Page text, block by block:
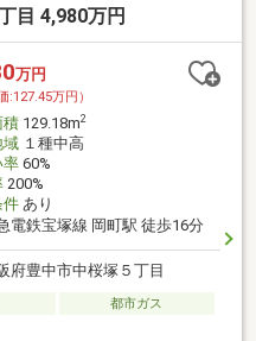
目 4,980万円
万円
:127.45万円）
積129.18m2
域１種中高
率60%
200%
件あり
電鉄宝塚線 岡町駅 徒歩16分
府豊中市中桜塚５丁目
都市ガス